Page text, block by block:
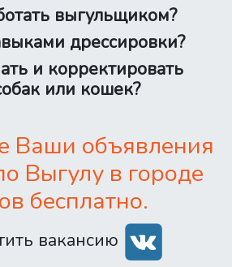
выгульщиком?
дрессировки?
и корректировать
или кошек?
Ваши объявления
Выгулу в городе
бесплатно.
вакансию